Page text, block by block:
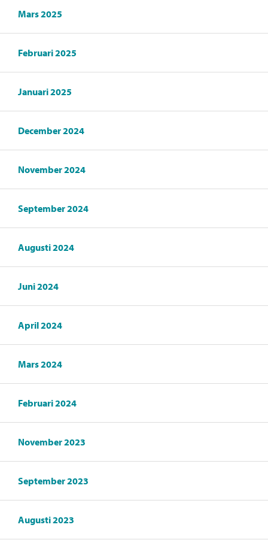
Mars 2025
Februari 2025
Januari 2025
December 2024
November 2024
September 2024
Augusti 2024
Juni 2024
April 2024
Mars 2024
Februari 2024
November 2023
September 2023
Augusti 2023